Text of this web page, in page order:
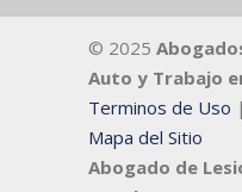
© 2025
Auto y Trabajo
Terminos de Uso |
Mapa del Sitio
Abogado de